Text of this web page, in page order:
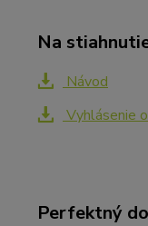
Na
Návod
Vyhlásenie
Perfektný